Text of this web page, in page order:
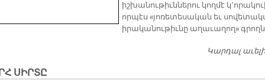
իշխանութիւններու կողմէ
որպէս «յոռետեսական եւ
իրականութիւնը աղաւաղող»
Կարդալ
ՍԻՐՏԸ